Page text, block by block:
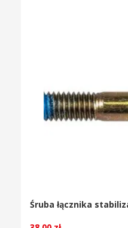
Śruba łącznika